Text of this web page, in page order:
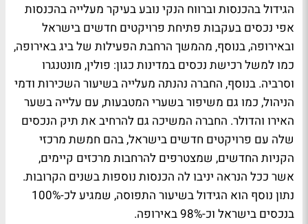
הגידול בהכנסות וברווח הנקי נובע בעיקר מעלייה בהכנסות
אפי נכסים בעקבות פתיחת פרויקטים חדשים בישראל
ובאירופה, בנוסף, מהמשך הרחבת הפעילות של ביג באירופה,
כמו למשל רכישת נכסים במדינות כגון: פולין, מונטנגרו
וסרביה. בנוסף, החברה נהנתה מעלייה בשיעור השכירות ודמי
הניהול, כמו גם משיפור בשערי המטבעות, עם עלייה בשער
האירו והדולר. החברה המשיכה גם להרחיב את תיק הנכסים
שלה עם פרויקטים חדשים בישראל, בהם חמשת מרכזי
הקניות החדשים, שמצטרפים להרחבות מרכזים קיימים,
אשר ככל הנראה יניבו לה הכנסות נוספות בשנים הקרובות.
נתון נוסף הוא הגידול בשיעור התפוסה, שמגיע לכ-100%
בנכסים בישראל וכ-98% באירופה.